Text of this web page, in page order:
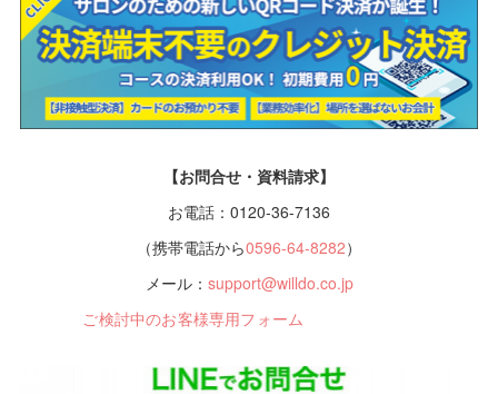
【お問合せ・資料請求】
お電話：0120-36-7136
（携帯電話から0596-64-8282）
メール： support@willdo.co.jp
ご検討中のお客様専用フォーム